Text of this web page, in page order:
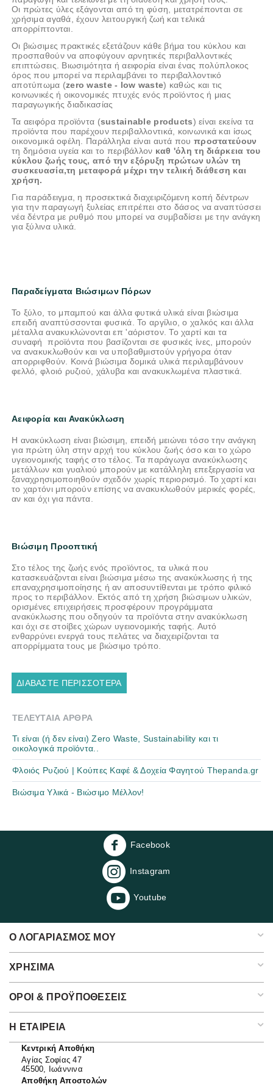
Οι πρώτες ύλες εξάγονται από τη φύση, μετατρέπονται σε
χρήσιμα αγαθά, έχουν λειτουργική ζωή και τελικά
απορρίπτονται.
Οι βιώσιμες πρακτικές εξετάζουν κάθε βήμα του κύκλου και
προσπαθούν να αποφύγουν αρνητικές περιβαλλοντικές
επιπτώσεις. Βιωσιμότητα ή αειφορία είναι ένας πολύπλοκος
όρος που μπορεί να περιλαμβάνει το περιβαλλοντικό
αποτύπωμα (zero waste - low waste) καθώς και τις
κοινωνικές ή οικονομικές πτυχές ενός προϊόντος ή μιας
παραγωγικής διαδικασίας
Τα αειφόρα προϊόντα (sustainable products) είναι εκείνα τα
προϊόντα που παρέχουν περιβαλλοντικά, κοινωνικά και ίσως
οικονομικά οφέλη. Παράλληλα είναι αυτά πουπροστατεύουν
τη δημόσια υγεία και το περιβάλλον καθ 'όλη τη διάρκεια του
κύκλου ζωής τους, από την εξόρυξη πρώτων υλών τη
συσκευασία,τη μεταφορά μέχρι την τελική διάθεση και
χρήση.
Για παράδειγμα, η προσεκτικά διαχειριζόμενη κοπή δέντρων
για την παραγωγή ξυλείας επιτρέπει στο δάσος να αναπτύσσει
νέα δέντρα με ρυθμό που μπορεί να συμβαδίσει με την ανάγκη
για ξύλινα υλικά.
Παραδείγματα Βιώσιμων Πόρων
Το ξύλο, το μπαμπού και άλλα φυτικά υλικά είναι βιώσιμα
επειδή αναπτύσσονται φυσικά. Το αργίλιο, ο χαλκός και άλλα
μέταλλα ανακυκλώνονται επ 'αόριστον. Το χαρτί και τα
συναφή προϊόντα που βασίζονται σε φυσικές ίνες, μπορούν
να ανακυκλωθούν και να υποβαθμιστούν γρήγορα όταν
απορριφθούν. Κοινά βιώσιμα δομικά υλικά περιλαμβάνουν
φελλό, φλοιό ρυζιού, χάλυβα και ανακυκλωμένα πλαστικά.
Αειφορία και Ανακύκλωση
Η ανακύκλωση είναι βιώσιμη, επειδή μειώνει τόσο την ανάγκη
για πρώτη ύλη στην αρχή του κύκλου ζωής όσο και το χώρο
υγειονομικής ταφής στο τέλος. Τα παράγωγα ανακύκλωσης
μετάλλων και γυαλιού μπορούν με κατάλληλη επεξεργασία να
ξαναχρησιμοποιηθούν σχεδόν χωρίς περιορισμό. Το χαρτί και
το χαρτόνι μπορούν επίσης να ανακυκλωθούν μερικές φορές,
αν και όχι για πάντα.
Βιώσιμη Προοπτική
Στο τέλος της ζωής ενός προϊόντος, τα υλικά που
κατασκευάζονται είναι βιώσιμα μέσω της ανακύκλωσης ή της
επαναχρησιμοποίησης ή αν αποσυντίθενται με τρόπο φιλικό
προς το περιβάλλον. Εκτός από τη χρήση βιώσιμων υλικών,
ορισμένες επιχειρήσεις προσφέρουν προγράμματα
ανακύκλωσης που οδηγούν τα προϊόντα στην ανακύκλωση
και όχι σε στοίβες χώρων υγειονομικής ταφής. Αυτό
ενθαρρύνει ενεργά τους πελάτες να διαχειρίζονται τα
απορρίμματα τους με βιώσιμο τρόπο.
ΔΙΑΒΆΣΤΕ ΠΕΡΙΣΣΌΤΕΡΑ
ΤΕΛΕΥΤΑΊΑ ΆΡΘΡΑ
Τι είναι (ή δεν είναι) Zero Waste, Sustainability και τι
οικολογικά προϊόντα..
Φλοιός Ρυζιού | Kούπες Καφέ & Δοχεία Φαγητού Thepanda.gr
Βιώσιμα Υλικά - Βιώσιμο Μέλλον!
Facebook
Instagram
Youtube
Ο ΛΟΓΑΡΙΑΣΜΌΣ ΜΟΥ
ΧΡΉΣΙΜΑ
ΌΡΟΙ & ΠΡΟΫΠΟΘΈΣΕΙΣ
Η ΕΤΑΙΡΕΊΑ​
Κεντρική Αποθήκη
Αγίας Σοφίας 47
45500, Ιωάννινα
Αποθήκη Αποστολών